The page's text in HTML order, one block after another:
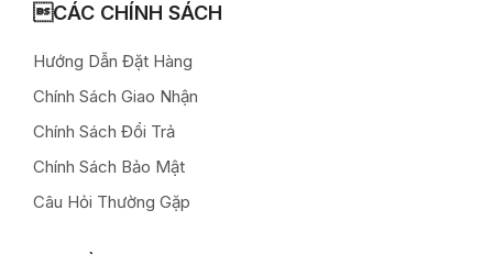
CÁC CHÍNH SÁCH
Hướng Dẫn Đặt Hàng
Chính Sách Giao Nhận
Chính Sách Đổi Trả
Chính Sách Bảo Mật
Câu Hỏi Thường Gặp